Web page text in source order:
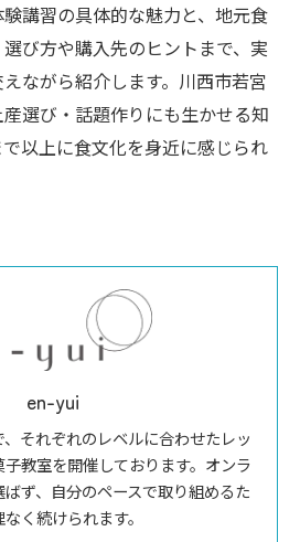
講習の具体的な魅力と、地元食
び方や購入先のヒントまで、実
ながら紹介します。川西市若宮
選び・話題作りにも生かせる知
以上に食文化を身近に感じられ
en-yui
それぞれのレベルに合わせたレッ
教室を開催しております。オンラ
ず、自分のペースで取り組めるた
く続けられます。